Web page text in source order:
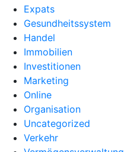
Expats
Gesundheitssystem
Handel
Immobilien
Investitionen
Marketing
Online
Organisation
Uncategorized
Verkehr